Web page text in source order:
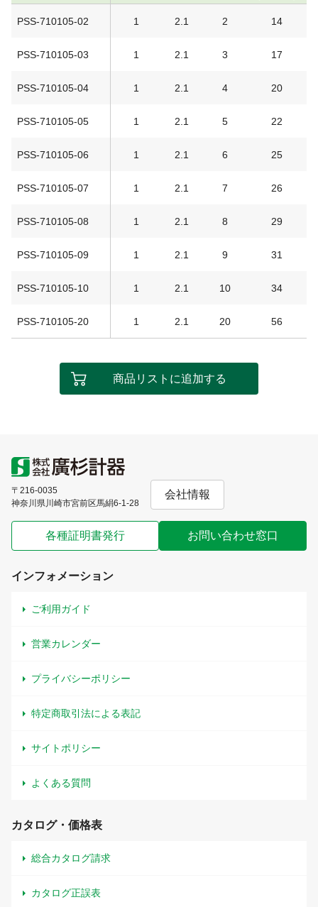
PSS-710105-02 1 2.1 2 14
PSS-710105-03 1 2.1 3 17
PSS-710105-04 1 2.1 4 20
PSS-710105-05 1 2.1 5 22
PSS-710105-06 1 2.1 6 25
PSS-710105-07 1 2.1 7 26
PSS-710105-08 1 2.1 8 29
PSS-710105-09 1 2.1 9 31
PSS-710105-10 1 2.1 10 34
PSS-710105-20 1 2.1 20 56
商品リストに追加する
〒216-0035
神奈川県川崎市宮前区馬絹6-1-28
会社情報
各種証明書発行 お問い合わせ窓口
インフォメーション
ご利用ガイド
営業カレンダー
プライバシーポリシー
特定商取引法による表記
サイトポリシー
よくある質問
カタログ・価格表
総合カタログ請求
カタログ正誤表